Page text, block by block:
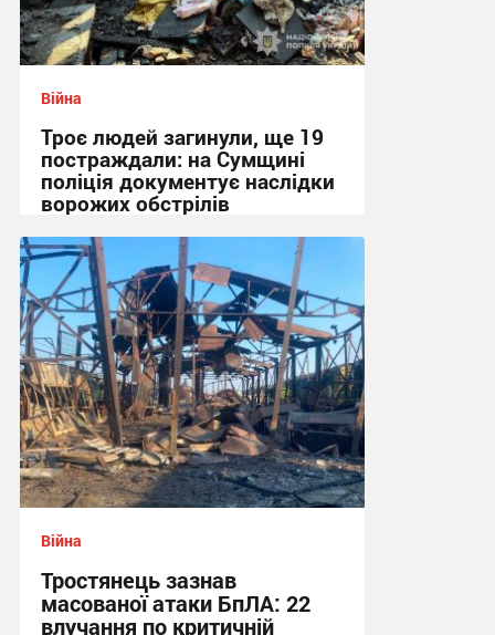
Війна
Троє людей загинули, ще 19
постраждали: на Сумщині
поліція документує наслідки
ворожих обстрілів
08:48 сьогодні
Війна
Тростянець зазнав
масованої атаки БпЛА: 22
влучання по критичній